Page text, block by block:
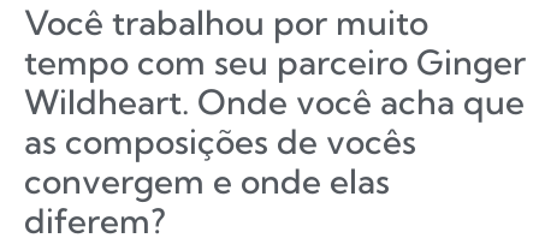
Você trabalhou por muito
tempo com seu parceiro Ginger
Wildheart. Onde você acha que
as composições de vocês
convergem e onde elas
diferem?